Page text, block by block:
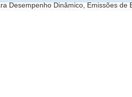
Desempenho Dinâmico, Emissões de